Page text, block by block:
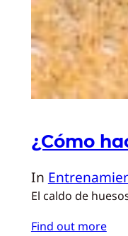
¿Cómo
In
El caldo de
Find out more